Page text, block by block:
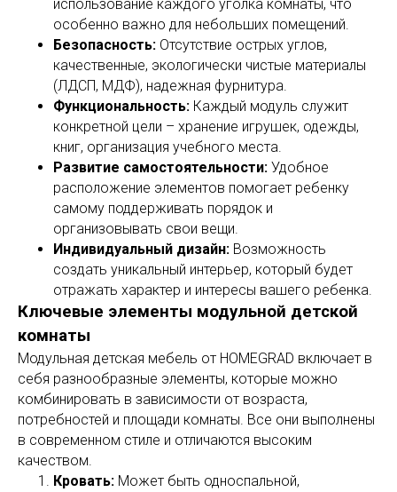
использование каждого уголка комнаты, что
особенно важно для небольших помещений.
Безопасность: Отсутствие острых углов,
качественные, экологически чистые материалы
(ЛДСП, МДФ), надежная фурнитура.
Функциональность: Каждый модуль служит
конкретной цели – хранение игрушек, одежды,
книг, организация учебного места.
Развитие самостоятельности: Удобное
расположение элементов помогает ребенку
самому поддерживать порядок и
организовывать свои вещи.
Индивидуальный дизайн: Возможность
создать уникальный интерьер, который будет
отражать характер и интересы вашего ребенка.
Ключевые элементы модульной детской
комнаты
Модульная детская мебель от HOMEGRAD включает в
себя разнообразные элементы, которые можно
комбинировать в зависимости от возраста,
потребностей и площади комнаты. Все они выполнены
в современном стиле и отличаются высоким
качеством.
Кровать: Может быть односпальной,